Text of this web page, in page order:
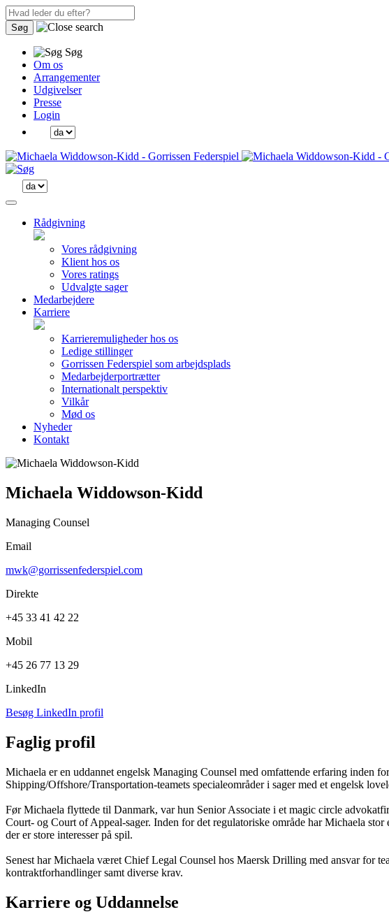
Søg
Søg
Om os
Arrangementer
Udgivelser
Presse
Login
Rådgivning
Vores rådgivning
Klient hos os
Vores ratings
Udvalgte sager
Medarbejdere
Karriere
Karrieremuligheder hos os
Ledige stillinger
Gorrissen Federspiel som arbejdsplads
Medarbejderportrætter
Internationalt perspektiv
Vilkår
Mød os
Nyheder
Kontakt
Michaela Widdowson-Kidd
Managing Counsel
Email
mwk@gorrissenfederspiel.com
Direkte
+45 33 41 42 22
Mobil
+45 26 77 13 29
LinkedIn
Besøg LinkedIn profil
Faglig profil
Michaela er en uddannet engelsk Managing Counsel med omfattende erfaring
Shipping/Offshore/Transportation-teamets specialeområder i sager med et engelsk
Før Michaela flyttede til Danmark, var hun Senior Associate i et magic circle
Court- og Court of Appeal-sager. Inden for det regulatoriske område har Michaela
der er store interesser på spil.
Senest har Michaela været Chief Legal Counsel hos Maersk Drilling med ansvar for
kontraktforhandlinger samt diverse krav.
Karriere og Uddannelse